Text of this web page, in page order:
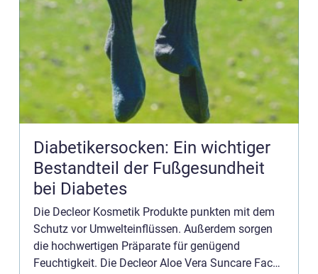
Diabetikersocken: Ein wichtiger
Bestandteil der Fußgesundheit
bei Diabetes
Die Decleor Kosmetik Produkte punkten mit dem
Schutz vor Umwelteinflüssen. Außerdem sorgen
die hochwertigen Präparate für genügend
Feuchtigkeit. Die Decleor Aloe Vera Suncare Face